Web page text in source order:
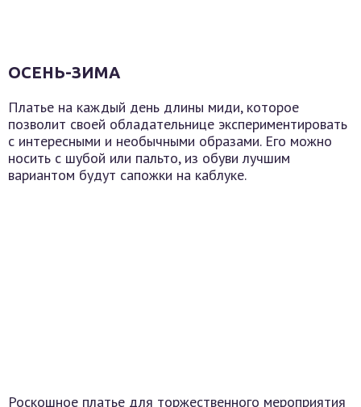
ОСЕНЬ-ЗИМА
Платье на каждый день длины миди, которое
позволит своей обладательнице экспериментировать
с интересными и необычными образами. Его можно
носить с шубой или пальто, из обуви лучшим
вариантом будут сапожки на каблуке.
Роскошное платье для торжественного мероприятия